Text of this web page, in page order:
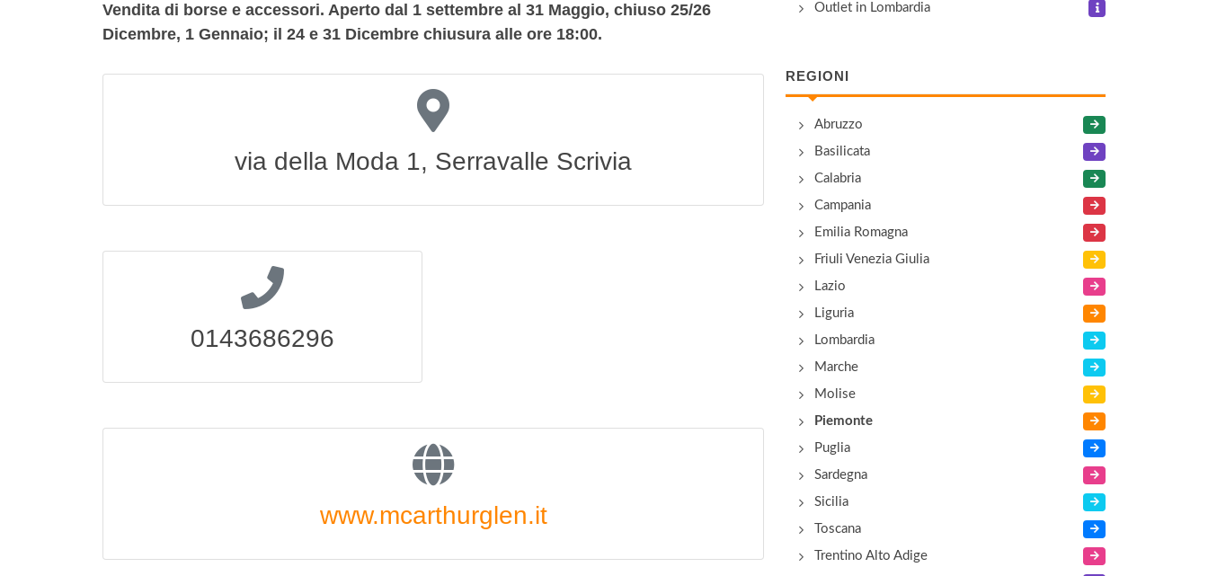
Vendita di borse e accessori. Aperto dal 1 settembre al 31 Maggio, chiuso 25/26
Dicembre, 1 Gennaio; il 24 e 31 Dicembre chiusura alle ore 18:00.
via della Moda 1, Serravalle Scrivia
0143686296
www.mcarthurglen.it
Outlet in Lombardia
REGIONI
Abruzzo
Basilicata
Calabria
Campania
Emilia Romagna
Friuli Venezia Giulia
Lazio
Liguria
Lombardia
Marche
Molise
Piemonte
Puglia
Sardegna
Sicilia
Toscana
Trentino Alto Adige